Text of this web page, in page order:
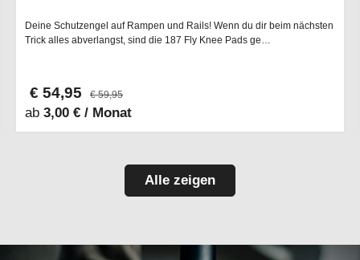
Deine Schutzengel auf Rampen und Rails! Wenn du dir beim nächsten
Trick alles abverlangst, sind die 187 Fly Knee Pads ge…
€ 54,95 € 59,95
ab 3,00 € / Monat
Alle zeigen